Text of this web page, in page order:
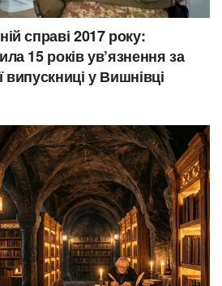
справі 2017 року:
15 років ув’язнення за
випускниці у Вишнівці